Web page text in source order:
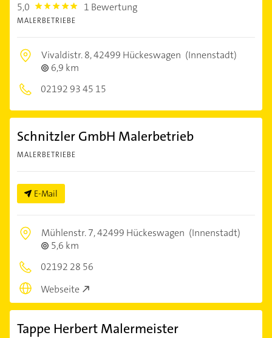
5,0 5.0 1 Bewertung
MALERBETRIEBE
Vivaldistr. 8,42499 Hückeswagen (Innenstadt)
6,9 km
02192 93 45 15
Schnitzler GmbH Malerbetrieb
MALERBETRIEBE
E-Mail
Mühlenstr. 7,42499 Hückeswagen (Innenstadt)
5,6 km
02192 28 56
Webseite
Tappe Herbert Malermeister